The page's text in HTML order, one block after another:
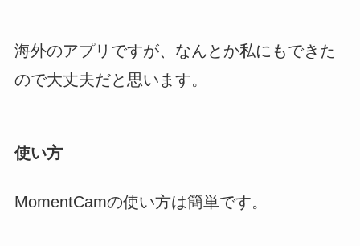
海外のアプリですが、なんとか私にもできた
ので大丈夫だと思います。
使い方
MomentCamの使い方は簡単です。